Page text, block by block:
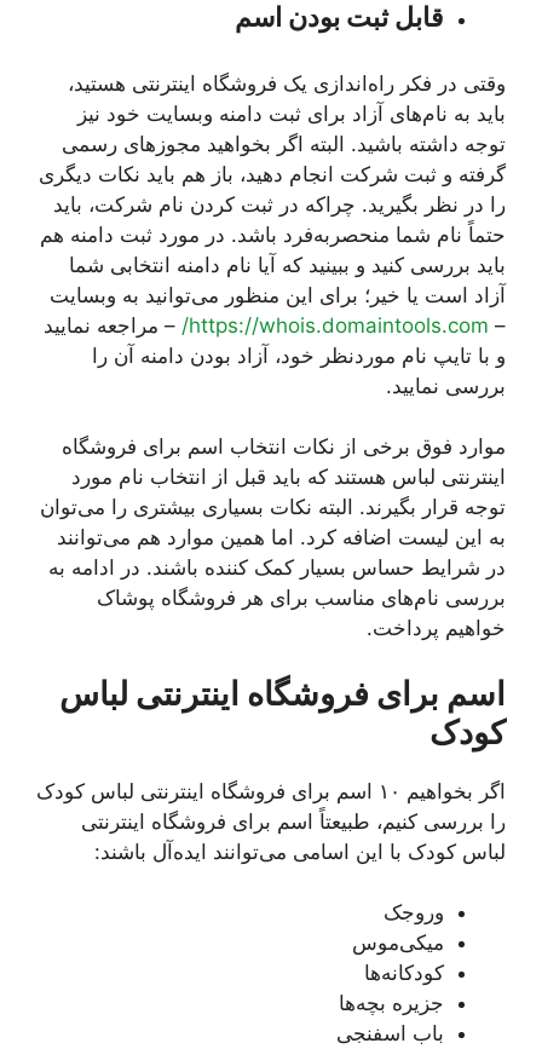
قابل ثبت بودن اسم
وقتی در فکر راه‌اندازی یک فروشگاه اینترنتی هستید،
باید به نام‌های آزاد برای ثبت دامنه وبسایت خود نیز
توجه داشته باشید. البته اگر بخواهید مجوزهای رسمی
گرفته و ثبت شرکت انجام دهید، باز هم باید نکات دیگری
را در نظر بگیرید. چراکه در ثبت کردن نام شرکت، باید
حتماً نام شما منحصربه‌فرد باشد. در مورد ثبت دامنه هم
باید بررسی کنید و ببینید که آیا نام دامنه انتخابی شما
آزاد است یا خیر؛ برای این منظور می‌توانید به وبسایت
–
https://whois.domaintools.com/ – مراجعه نمایید
و با تایپ نام موردنظر خود، آزاد بودن دامنه آن را
بررسی نمایید.
موارد فوق برخی از نکات انتخاب اسم برای فروشگاه
اینترنتی لباس هستند که باید قبل از انتخاب نام مورد
توجه قرار بگیرند. البته نکات بسیاری بیشتری را می‌توان
به این لیست اضافه کرد. اما همین موارد هم می‌توانند
در شرایط حساس بسیار کمک کننده باشند. در ادامه به
بررسی نام‌های مناسب برای هر فروشگاه پوشاک
خواهیم پرداخت.
اسم برای فروشگاه اینترنتی لباس
کودک
اگر بخواهیم ۱۰ اسم برای فروشگاه اینترنتی لباس کودک
را بررسی کنیم، طبیعتاً اسم برای فروشگاه اینترنتی
لباس کودک با این اسامی می‌توانند ایده‌آل باشند:
وروجک
میکی‌موس
کودکانه‌ها
جزیره بچه‌ها
باب اسفنجی